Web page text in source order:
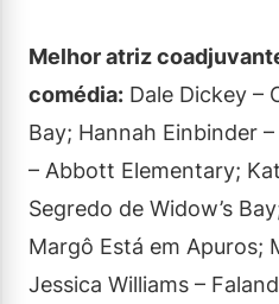
Melhor atriz
comédia: Dale Dickey –
Bay; Hannah Einbinder
– Abbott Elementary;
Segredo de Widow’s
Margô Está em Apuros;
Jessica Williams –